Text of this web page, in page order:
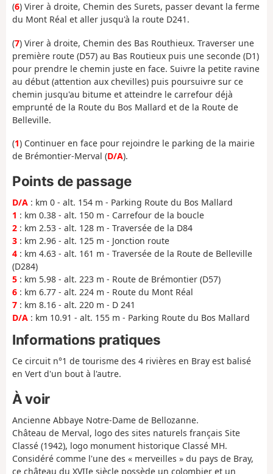
(6) Virer à droite, Chemin des Surets, passer devant la ferme
du Mont Réal et aller jusqu'à la route D241.
(7) Virer à droite, Chemin des Bas Routhieux. Traverser une
première route (D57) au Bas Routieux puis une seconde (D1)
pour prendre le chemin juste en face. Suivre la petite ravine
au début (attention aux chevilles) puis poursuivre sur ce
chemin jusqu'au bitume et atteindre le carrefour déjà
emprunté de la Route du Bos Mallard et de la Route de
Belleville.
(1) Continuer en face pour rejoindre le parking de la mairie
de Brémontier-Merval (D/A).
Points de passage
D/A : km 0 - alt. 154 m - Parking Route du Bos Mallard
1 : km 0.38 - alt. 150 m - Carrefour de la boucle
2 : km 2.53 - alt. 128 m - Traversée de la D84
3 : km 2.96 - alt. 125 m - Jonction route
4 : km 4.63 - alt. 161 m - Traversée de la Route de Belleville
(D284)
5 : km 5.98 - alt. 223 m - Route de Brémontier (D57)
6 : km 6.77 - alt. 224 m - Route du Mont Réal
7 : km 8.16 - alt. 220 m - D 241
D/A : km 10.91 - alt. 155 m - Parking Route du Bos Mallard
Informations pratiques
Ce circuit n°1 de tourisme des 4 rivières en Bray est balisé
en Vert d'un bout à l'autre.
À voir
Ancienne Abbaye Notre-Dame de Bellozanne.
Château de Merval, logo des sites naturels français Site
Classé (1942), logo monument historique Classé MH.
Considéré comme l'une des « merveilles » du pays de Bray,
ce château du XVIIe siècle possède un colombier et un